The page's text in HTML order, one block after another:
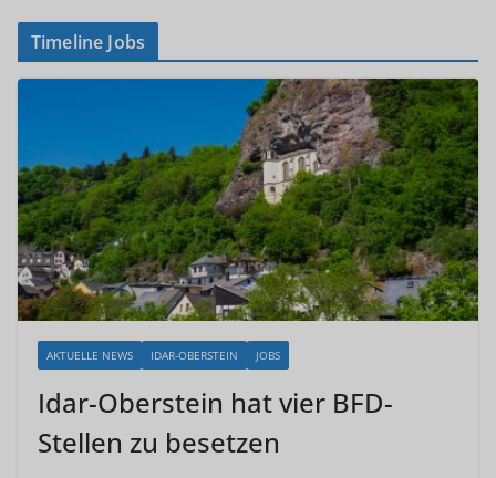
Timeline Jobs
AKTUELLE NEWS IDAR-OBERSTEIN JOBS
Idar-Oberstein hat vier BFD-
Stellen zu besetzen